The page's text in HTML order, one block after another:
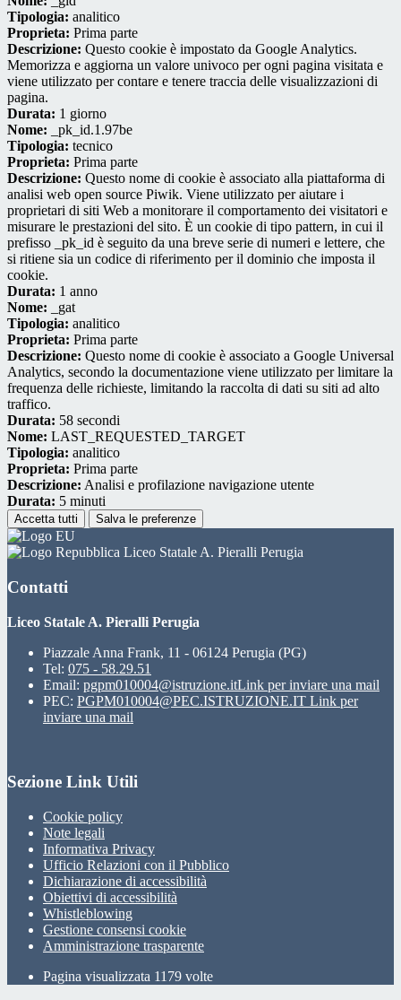
Tipologia: analitico
Proprieta: Prima parte
Descrizione: Questo cookie è impostato da Google Analytics.
Memorizza e aggiorna un valore univoco per ogni pagina visitata e
viene utilizzato per contare e tenere traccia delle visualizzazioni di
pagina.
Durata: 1 giorno
Nome: _pk_id.1.97be
Tipologia: tecnico
Proprieta: Prima parte
Descrizione: Questo nome di cookie è associato alla piattaforma di
analisi web open source Piwik. Viene utilizzato per aiutare i
proprietari di siti Web a monitorare il comportamento dei visitatori e
misurare le prestazioni del sito. È un cookie di tipo pattern, in cui il
prefisso _pk_id è seguito da una breve serie di numeri e lettere, che
si ritiene sia un codice di riferimento per il dominio che imposta il
cookie.
Durata: 1 anno
Nome: _gat
Tipologia: analitico
Proprieta: Prima parte
Descrizione: Questo nome di cookie è associato a Google Universal
Analytics, secondo la documentazione viene utilizzato per limitare la
frequenza delle richieste, limitando la raccolta di dati su siti ad alto
traffico.
Durata: 58 secondi
Nome: LAST_REQUESTED_TARGET
Tipologia: analitico
Proprieta: Prima parte
Descrizione: Analisi e profilazione navigazione utente
Durata: 5 minuti
Accetta tutti Salva le preferenze
Liceo Statale A. Pieralli Perugia
Contatti
Liceo Statale A. Pieralli Perugia
Piazzale Anna Frank, 11 - 06124 Perugia (PG)
Tel: 075 - 58.29.51
Email: pgpm010004@istruzione.itLink per inviare una mail
PEC: PGPM010004@PEC.ISTRUZIONE.IT Link per
inviare una mail
Sezione Link Utili
Cookie policy
Note legali
Informativa Privacy
Ufficio Relazioni con il Pubblico
Dichiarazione di accessibilità
Obiettivi di accessibilità
Whistleblowing
Gestione consensi cookie
Amministrazione trasparente
Pagina visualizzata 1179 volte